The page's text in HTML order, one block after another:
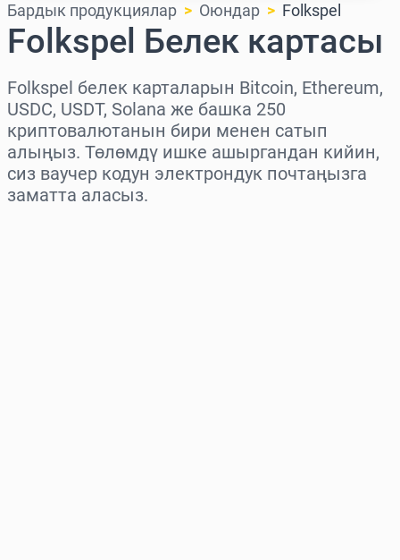
Бардык продукциялар Оюндар Folkspel
Folkspel Белек картасы
Folkspel белек карталарын Bitcoin, Ethereum,
USDC, USDT, Solana же башка 250
криптовалютанын бири менен сатып
алыңыз. Төлөмдү ишке ашыргандан кийин,
сиз ваучер кодун электрондук почтаңызга
заматта аласыз.